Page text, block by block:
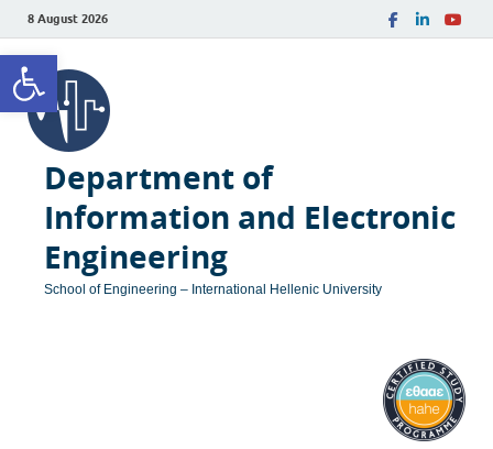
Open toolbar
8 August 2026
Department of
Information and Electronic
Engineering
School of Engineering – International Hellenic University